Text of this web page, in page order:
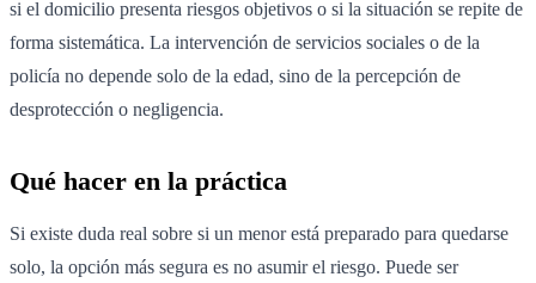
si el domicilio presenta riesgos objetivos o si la situación se repite de
forma sistemática. La intervención de servicios sociales o de la
policía no depende solo de la edad, sino de la percepción de
desprotección o negligencia.
Qué hacer en la práctica
Si existe duda real sobre si un menor está preparado para quedarse
solo, la opción más segura es no asumir el riesgo. Puede ser